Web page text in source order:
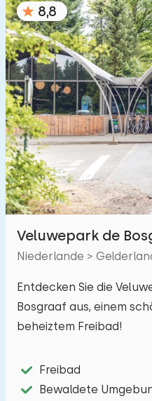
Kinderfreundlich
Kindermöbel
Eingezäunter Garten
Spielgeräte im
Hallenbad
Freibad
Kinderanimation
Kindereinrichtungen
Zugänglichkeit
Eingeschränkte
Rollstuhlgerecht
8,8
Veluwepark de
Niederlande >
Entdecken Sie die
Bosgraaf aus, einem
beheiztem Freibad!
Freibad
Bewaldete